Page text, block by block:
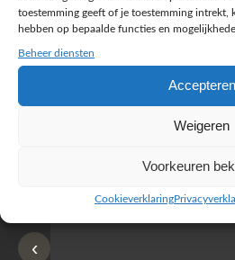
toestemming geeft of je toestemming intrekt,
hebben op bepaalde functies en
Beheer diensten
Accepteren
Weigeren
Voorkeuren
Cookieverklaring
Google Reviews
5.0★★★★★
‹
werd goed meegedacht, snel
vertaald naar een website die
overzichtelijk is en goed past bij